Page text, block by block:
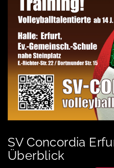
SV Concordia
Überblick